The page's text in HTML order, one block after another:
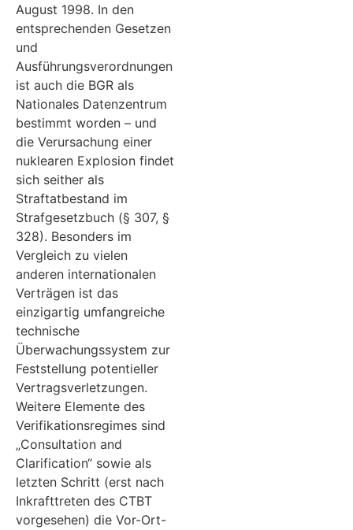
August 1998. In den
entsprechenden Gesetzen
und
Ausführungsverordnungen
ist auch die BGR als
Nationales Datenzentrum
bestimmt worden – und
die Verursachung einer
nuklearen Explosion findet
sich seither als
Straftatbestand im
Strafgesetzbuch (§ 307, §
328). Besonders im
Vergleich zu vielen
anderen internationalen
Verträgen ist das
einzigartig umfangreiche
technische
Überwachungssystem zur
Feststellung potentieller
Vertragsverletzungen.
Weitere Elemente des
Verifikationsregimes sind
„Consultation and
Clarification“ sowie als
letzten Schritt (erst nach
Inkrafttreten des CTBT
vorgesehen) die Vor-Ort-